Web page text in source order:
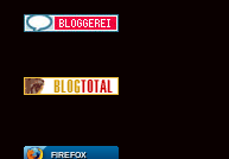
FIREFOX